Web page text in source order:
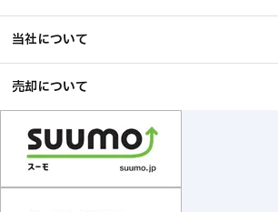
当社について
売却について